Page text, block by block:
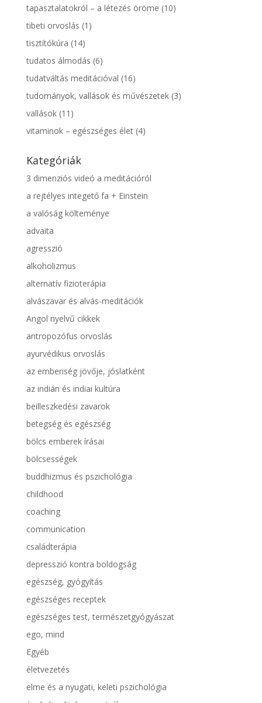
tapasztalatokról – a létezés öröme (10)
tibeti orvoslás (1)
tisztítókúra (14)
tudatos álmodás (6)
tudatváltás meditációval (16)
tudományok, vallások és művészetek(3)
vallások(11)
vitaminok – egészséges élet(4)
Kategóriák
3 dimenziós videó a meditációról
a rejtélyes integető fa + Einstein
a valóság költeménye
advaita
agresszió
alkoholizmus
alternatív fizioterápia
alvászavar és alvás-meditációk
Angol nyelvű cikkek
antropozófus orvoslás
ayurvédikus orvoslás
az emberiség jövője, jóslatként
az indián és indiai kultúra
beilleszkedési zavarok
betegség és egészség
bölcs emberek írásai
bölcsességek
buddhizmus és pszichológia
childhood
coaching
communication
családterápia
depresszió kontra boldogság
egészség, gyógyítás
egészséges receptek
egészséges test, természetgyógyászat
ego, mind
Egyéb
életvezetés
elme és a nyugati, keleti pszichológia